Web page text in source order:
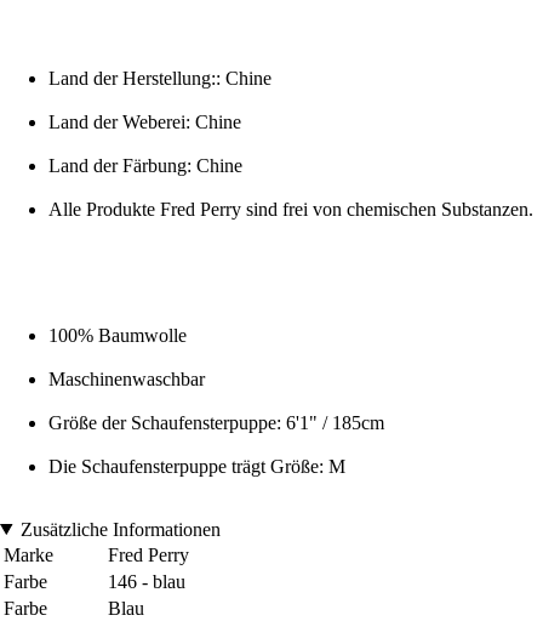
Land der Herstellung:: Chine
Land der Weberei: Chine
Land der Färbung: Chine
Alle Produkte Fred Perry sind frei von chemischen Substanzen.
100% Baumwolle
Maschinenwaschbar
Größe der Schaufensterpuppe: 6'1" / 185cm
Die Schaufensterpuppe trägt Größe: M
Zusätzliche Informationen
Marke
Fred Perry
Farbe
146 - blau
Farbe
Blau